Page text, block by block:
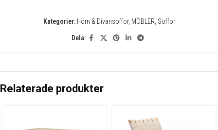
Kategorier: Hörn & Divansoffor, MÖBLER Soffor
Dela:
Relaterade produkter